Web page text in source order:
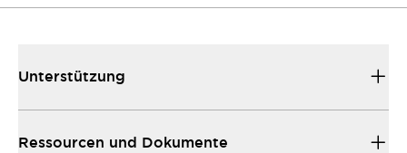
Unterstützung
Ressourcen und Dokumente